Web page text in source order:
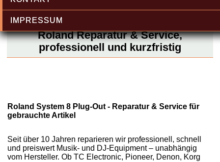
IMPRESSUM
Roland Reparatur & Service,
professionell und kurzfristig
Roland System 8 Plug-Out - Reparatur & Service für
gebrauchte Artikel
Seit über 10 Jahren reparieren wir professionell, schnell
und preiswert Musik- und DJ-Equipment – unabhängig
vom Hersteller. Ob TC Electronic, Pioneer, Denon, Korg